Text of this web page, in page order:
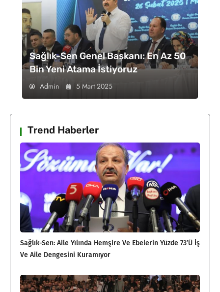
Sağlık-Sen Genel Başkanı: En Az 50
Bin Yeni Atama İstiyoruz
Admin 5 Mart 2025
Trend Haberler
Sağlık-Sen: Aile Yılında Hemşire Ve Ebelerin Yüzde 73’ü İş
Ve Aile Dengesini Kuramıyor